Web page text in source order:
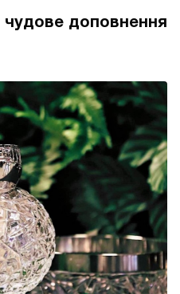
доповнення